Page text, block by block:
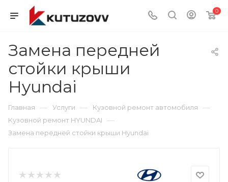
0
Замена передней
стойки крыши
Hyundai
Главная — Услуги — Кузовной ремонт автомобиля —
Кузовной ремонт HYUNDAI —
Замена передней стойки крыши Hyundai